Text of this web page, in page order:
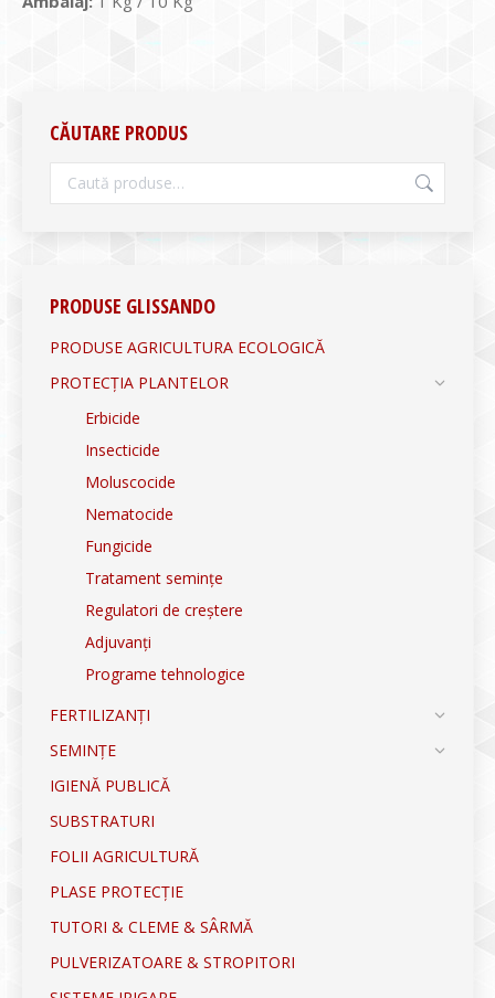
CĂUTARE PRODUS
PRODUSE GLISSANDO
PRODUSE AGRICULTURA ECOLOGICĂ
PROTECȚIA PLANTELOR
Erbicide
Insecticide
Moluscocide
Nematocide
Fungicide
Tratament semințe
Regulatori de creștere
Adjuvanți
Programe tehnologice
FERTILIZANȚI
SEMINȚE
IGIENĂ PUBLICĂ
SUBSTRATURI
FOLII AGRICULTURĂ
PLASE PROTECȚIE
TUTORI & CLEME & SÂRMĂ
PULVERIZATOARE & STROPITORI